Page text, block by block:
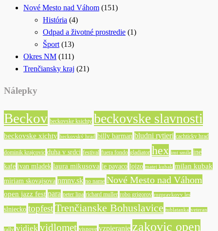
Nové Mesto nad Váhom (151)
História (4)
Odpad a životné prostredie (1)
Šport (13)
Okres NM (111)
Trenčiansky kraj (21)
Nálepky
Beckov beckovske ksichty beckovske slavnosti
beckovske xichty beckovský hrad billy barman bludni rytieri cachticky hrad
dominik krajcovic duha v srdci festival fuera fondo gladiator hex imt smile ine
kafe ivan mladek laura mikusova le payaco lojzo matej kubak milan kubak
miriam skovajsova nmnv.sk no name Nové Mesto nad Váhom
open jazz fest para peter lipa richard muller robo grigorov rozpravkovy les
slniecko topfestTrenčianske Bohuslavice tublatanka veteran
rally vidiek vidlomet visnove vzpieranie zakovic open